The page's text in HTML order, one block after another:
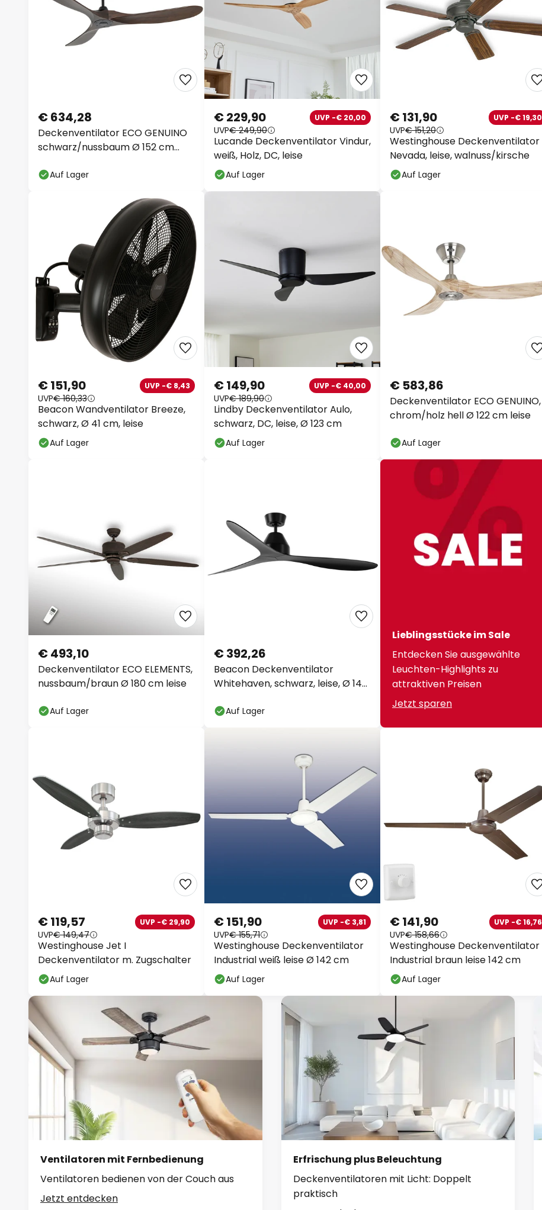
Deckenventilator ECO GENUINO
schwarz/nussbaum Ø 152 cm
€ 634,28
Auf Lager
Lucande Deckenventilator Vindur,
weiß, Holz, DC, leise
€ 229,90 UVP -€ 20,00
UVP€ 249,90
Auf Lager
Westinghouse Deckenventilator
Nevada, leise, walnuss/kirsche
€ 131,90 UVP -€ 19,30
UVP€ 151,20
Auf Lager
Beacon Wandventilator Breeze,
schwarz, Ø 41 cm, leise
€ 151,90 UVP -€ 8,43
UVP€ 160,33
Auf Lager
Lindby Deckenventilator Aulo,
schwarz, DC, leise, Ø 123 cm
€ 149,90 UVP -€ 40,00
UVP€ 189,90
Auf Lager
Deckenventilator ECO GENUINO,
chrom/holz hell Ø 122 cm leise
€ 583,86
Auf Lager
Deckenventilator ECO ELEMENTS,
nussbaum/braun Ø 180 cm leise
€ 493,10
Auf Lager
Beacon Deckenventilator
Whitehaven, schwarz, leise, Ø 142
€ 392,26
Auf Lager
Lieblingsstücke im Sale
Entdecken Sie ausgewählte
Leuchten-Highlights zu
attraktiven Preisen
Jetzt sparen
Westinghouse Jet I
Deckenventilator m. Zugschalter
€ 119,57 UVP -€ 29,90
UVP€ 149,47
Auf Lager
Westinghouse Deckenventilator
Industrial weiß leise Ø 142 cm
€ 151,90 UVP -€ 3,81
UVP€ 155,71
Auf Lager
Westinghouse Deckenventilator
Industrial braun leise 142 cm
€ 141,90 UVP -€ 16,76
UVP€ 158,66
Auf Lager
Ventilatoren mit Fernbedienung
Ventilatoren bedienen von der Couch aus
Jetzt entdecken
Erfrischung plus Beleuchtung
Deckenventilatoren mit Licht: Doppelt
praktisch